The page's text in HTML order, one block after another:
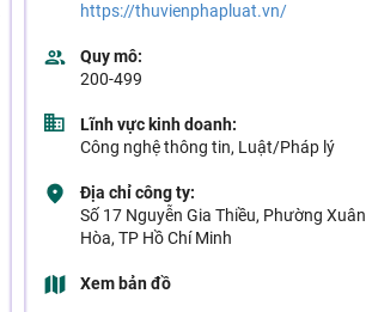
https://thuvienphapluat.vn/
Quy mô:
200-499
Lĩnh vực kinh doanh:
Công nghệ thông tin, Luật/Pháp lý
Địa chỉ công ty:
Số 17 Nguyễn Gia Thiều, Phường Xuân
Hòa, TP Hồ Chí Minh
Xem bản đồ